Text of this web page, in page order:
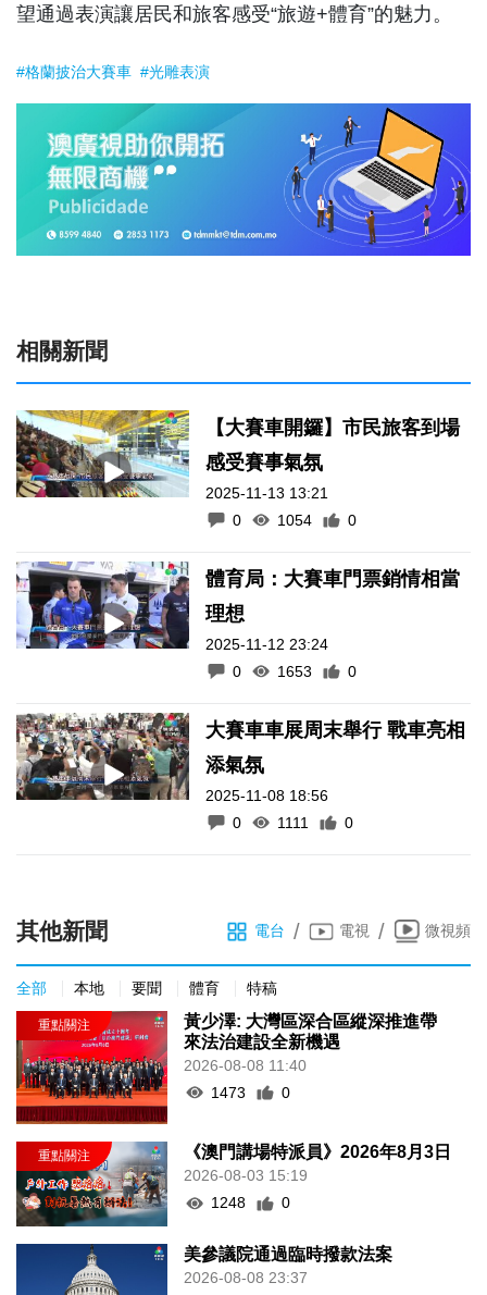
望通過表演讓居民和旅客感受“旅遊+體育”的魅力。
#格蘭披治大賽車 #光雕表演
相關新聞
【大賽車開鑼】市民旅客到場
感受賽事氣氛
2025-11-13 13:21
0
1054 0
體育局：大賽車門票銷情相當
理想
2025-11-12 23:24
0
1653 0
大賽車車展周末舉行 戰車亮相
添氣氛
2025-11-08 18:56
0
1111 0
其他新聞 電台 / 電視 / 微視頻
全部 本地 要聞 體育 特稿
黃少澤: 大灣區深合區縱深推進帶
來法治建設全新機遇
2026-08-08 11:40
1473
0
《澳門講場特派員》2026年8月3日
2026-08-03 15:19
1248
0
美參議院通過臨時撥款法案
2026-08-08 23:37